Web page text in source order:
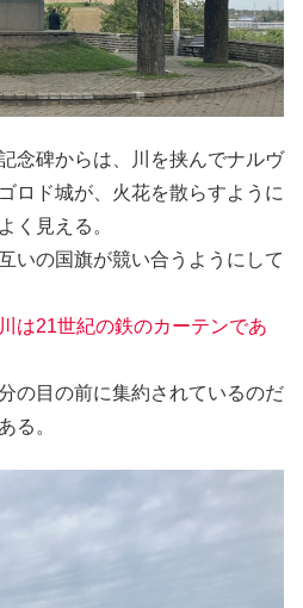
念碑からは、川を挟んでナルヴ
ロド城が、火花を散らすように
く見える。
いの国旗が競い合うようにして
は21世紀の鉄のカーテンであ
の目の前に集約されているのだ
る。